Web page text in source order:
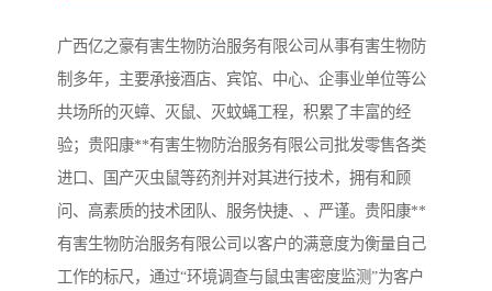
广西亿之豪有害生物防治服务有限公司从事有害生物防
制多年，主要承接酒店、宾馆、中心、企事业单位等公
共场所的灭蟑、灭鼠、灭蚊蝇工程，积累了丰富的经
验；贵阳康**有害生物防治服务有限公司批发零售各类
进口、国产灭虫鼠等药剂并对其进行技术，拥有和顾
问、高素质的技术团队、服务快捷、、严谨。贵阳康**
有害生物防治服务有限公司以客户的满意度为衡量自己
工作的标尺，通过“环境调查与鼠虫害密度监测”为客户